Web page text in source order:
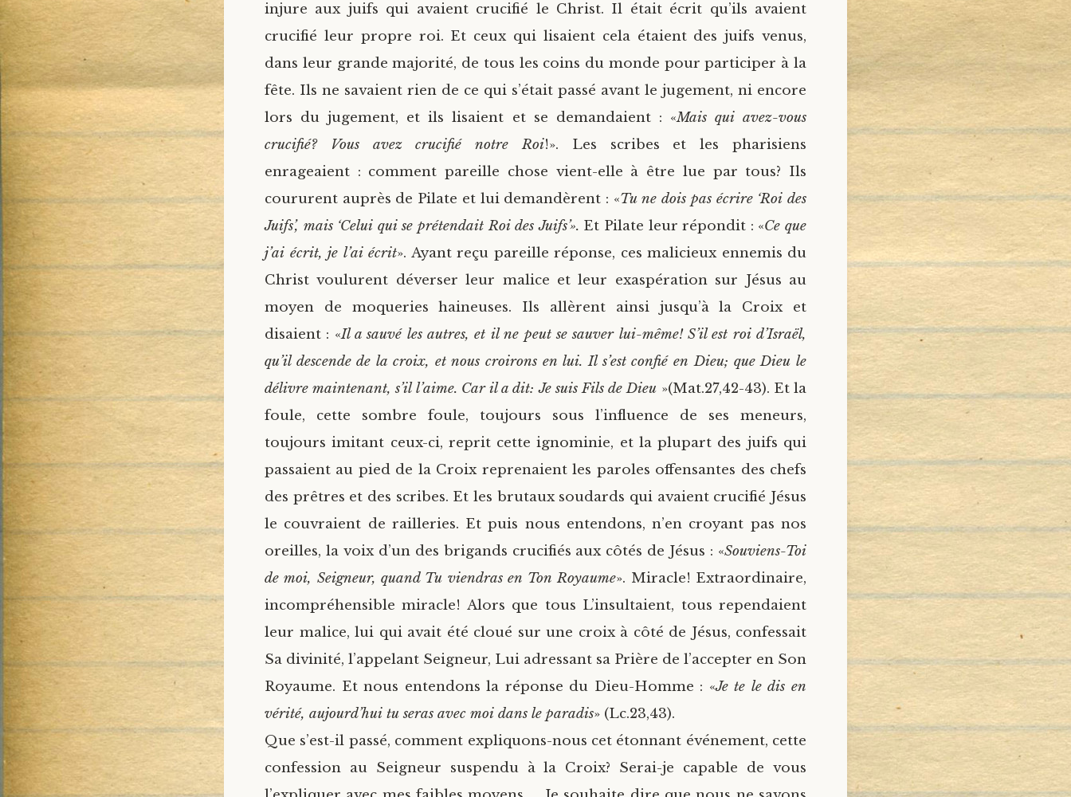
injure aux juifs qui avaient crucifié le Christ. Il était écrit qu’ils avaient
crucifié leur propre roi. Et ceux qui lisaient cela étaient des juifs venus,
dans leur grande majorité, de tous les coins du monde pour participer à la
fête. Ils ne savaient rien de ce qui s’était passé avant le jugement, ni encore
lors du jugement, et ils lisaient et se demandaient : «Mais qui avez-vous
crucifié? Vous avez crucifié notre Roi!». Les scribes et les pharisiens
enrageaient : comment pareille chose vient-elle à être lue par tous? Ils
coururent auprès de Pilate et lui demandèrent : «Tu ne dois pas écrire ‘Roi des
Juifs’, mais ‘Celui qui se prétendait Roi des Juifs’». Et Pilate leur répondit : «Ce que
j’ai écrit, je l’ai écrit». Ayant reçu pareille réponse, ces malicieux ennemis du
Christ voulurent déverser leur malice et leur exaspération sur Jésus au
moyen de moqueries haineuses. Ils allèrent ainsi jusqu’à la Croix et
disaient : «Il a sauvé les autres, et il ne peut se sauver lui-même! S’il est roi d’Israël,
qu’il descende de la croix, et nous croirons en lui. Il s’est confié en Dieu; que Dieu le
délivre maintenant, s’il l’aime. Car il a dit: Je suis Fils de Dieu »(Mat.27,42-43). Et la
foule, cette sombre foule, toujours sous l’influence de ses meneurs,
toujours imitant ceux-ci, reprit cette ignominie, et la plupart des juifs qui
passaient au pied de la Croix reprenaient les paroles offensantes des chefs
des prêtres et des scribes. Et les brutaux soudards qui avaient crucifié Jésus
le couvraient de railleries. Et puis nous entendons, n’en croyant pas nos
oreilles, la voix d’un des brigands crucifiés aux côtés de Jésus : «Souviens-Toi
de moi, Seigneur, quand Tu viendras en Ton Royaume». Miracle! Extraordinaire,
incompréhensible miracle! Alors que tous L’insultaient, tous rependaient
leur malice, lui qui avait été cloué sur une croix à côté de Jésus, confessait
Sa divinité, l’appelant Seigneur, Lui adressant sa Prière de l’accepter en Son
Royaume. Et nous entendons la réponse du Dieu-Homme : «Je te le dis en
vérité, aujourd’hui tu seras avec moi dans le paradis» (Lc.23,43).
Que s’est-il passé, comment expliquons-nous cet étonnant événement, cette
confession au Seigneur suspendu à la Croix? Serai-je capable de vous